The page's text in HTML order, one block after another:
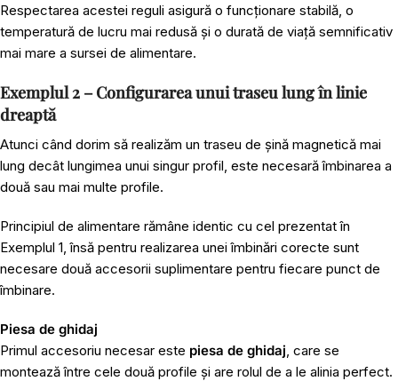
Respectarea acestei reguli asigură o funcționare stabilă, o
temperatură de lucru mai redusă și o durată de viață semnificativ
mai mare a sursei de alimentare.
Exemplul 2 – Configurarea unui traseu lung în linie
dreaptă
Atunci când dorim să realizăm un traseu de șină magnetică mai
lung decât lungimea unui singur profil, este necesară îmbinarea a
două sau mai multe profile.
Principiul de alimentare rămâne identic cu cel prezentat în
Exemplul 1, însă pentru realizarea unei îmbinări corecte sunt
necesare două accesorii suplimentare pentru fiecare punct de
îmbinare.
Piesa de ghidaj
Primul accesoriu necesar este piesa de ghidaj, care se
montează între cele două profile și are rolul de a le alinia perfect.